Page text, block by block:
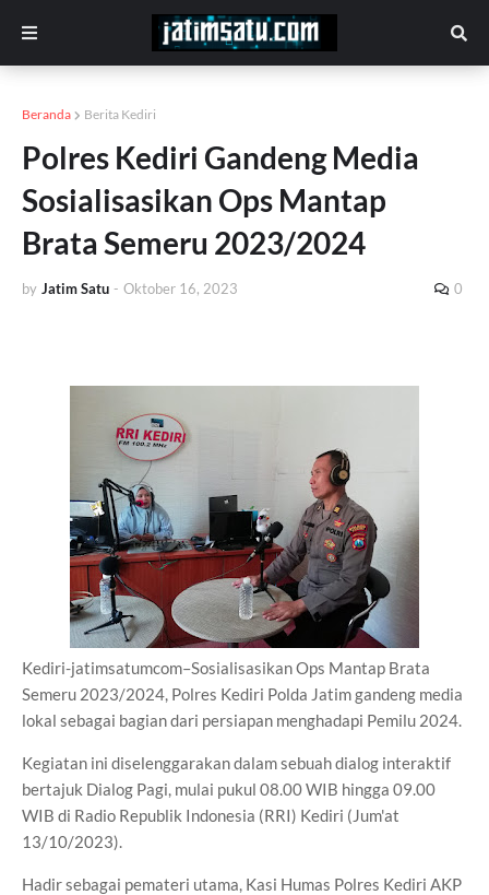
Beranda Berita Kediri
Polres Kediri Gandeng Media
Sosialisasikan Ops Mantap
Brata Semeru 2023/2024
by Jatim Satu - Oktober 16, 2023 0
Kediri-jatimsatumcom–Sosialisasikan Ops Mantap Brata
Semeru 2023/2024, Polres Kediri Polda Jatim gandeng media
lokal sebagai bagian dari persiapan menghadapi Pemilu 2024.
Kegiatan ini diselenggarakan dalam sebuah dialog interaktif
bertajuk Dialog Pagi, mulai pukul 08.00 WIB hingga 09.00
WIB di Radio Republik Indonesia (RRI) Kediri (Jum'at
13/10/2023).
Hadir sebagai pemateri utama, Kasi Humas Polres Kediri AKP